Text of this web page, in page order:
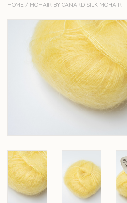
workshops
Cadeaubon
HOME / MOHAIR BY CANARD SILK MOHAIR